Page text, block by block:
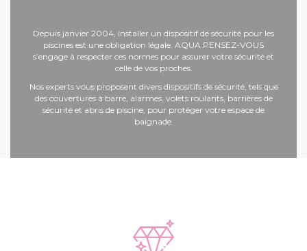
Depuis janvier 2004, installer un dispositif de sécurité pour les
piscines est une obligation légale. AQUA PENSEZ-VOUS
s’engage à respecter ces normes pour assurer votre sécurité et
celle de vos proches.
Nos experts vous proposent divers dispositifs de sécurité, tels que
des couvertures à barre, alarmes, volets roulants, barrières de
sécurité et abris de piscine , pour protéger votre espace de
baignade.